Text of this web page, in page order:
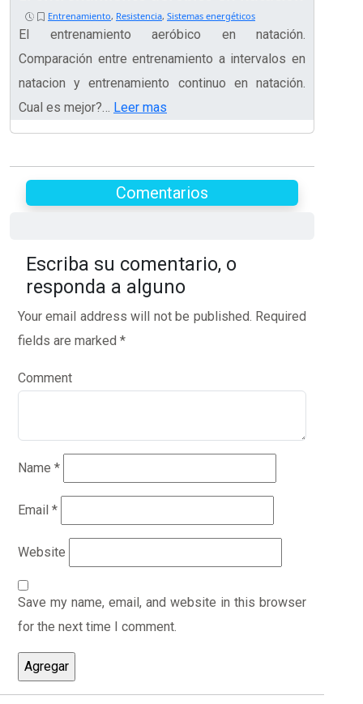
Entrenamiento, Resistencia, Sistemas energéticos
El entrenamiento aeróbico en natación.
Comparación entre entrenamiento a intervalos en
natacion y entrenamiento continuo en natación.
Cual es mejor?… Leer mas
Comentarios
Escriba su comentario, o
responda a alguno
Your email address will not be published. Required
fields are marked *
Comment
Name *
Email *
Website
Save my name, email, and website in this browser
for the next time I comment.